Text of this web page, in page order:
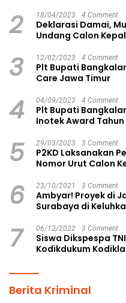
2 18/04/2023 4 Comment
Deklarasi Damai,
Undang Calon
3 12/02/2023 4 Comment
Plt Bupati
Care Jawa Timur
4 04/09/2023 4 Comment
Plt Bupati
Inotek Award Tahun
5 29/03/2023 3 Comment
P2KD Laksanakan
Nomor Urut Calon
6 23/10/2021 3 Comment
Ambyar! Proyek di
Surabaya di
7 06/12/2022 3 Comment
Siswa Dikspespa
Kodikdukum
Berita Kriminal